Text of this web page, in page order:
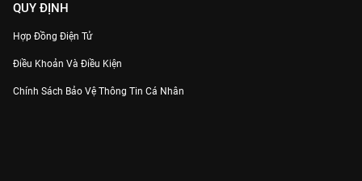
QUY ĐỊNH
Hợp Đồng Điện Tử
Điều Khoản Và Điều Kiện
Chính Sách Bảo Vệ Thông Tin Cá Nhân